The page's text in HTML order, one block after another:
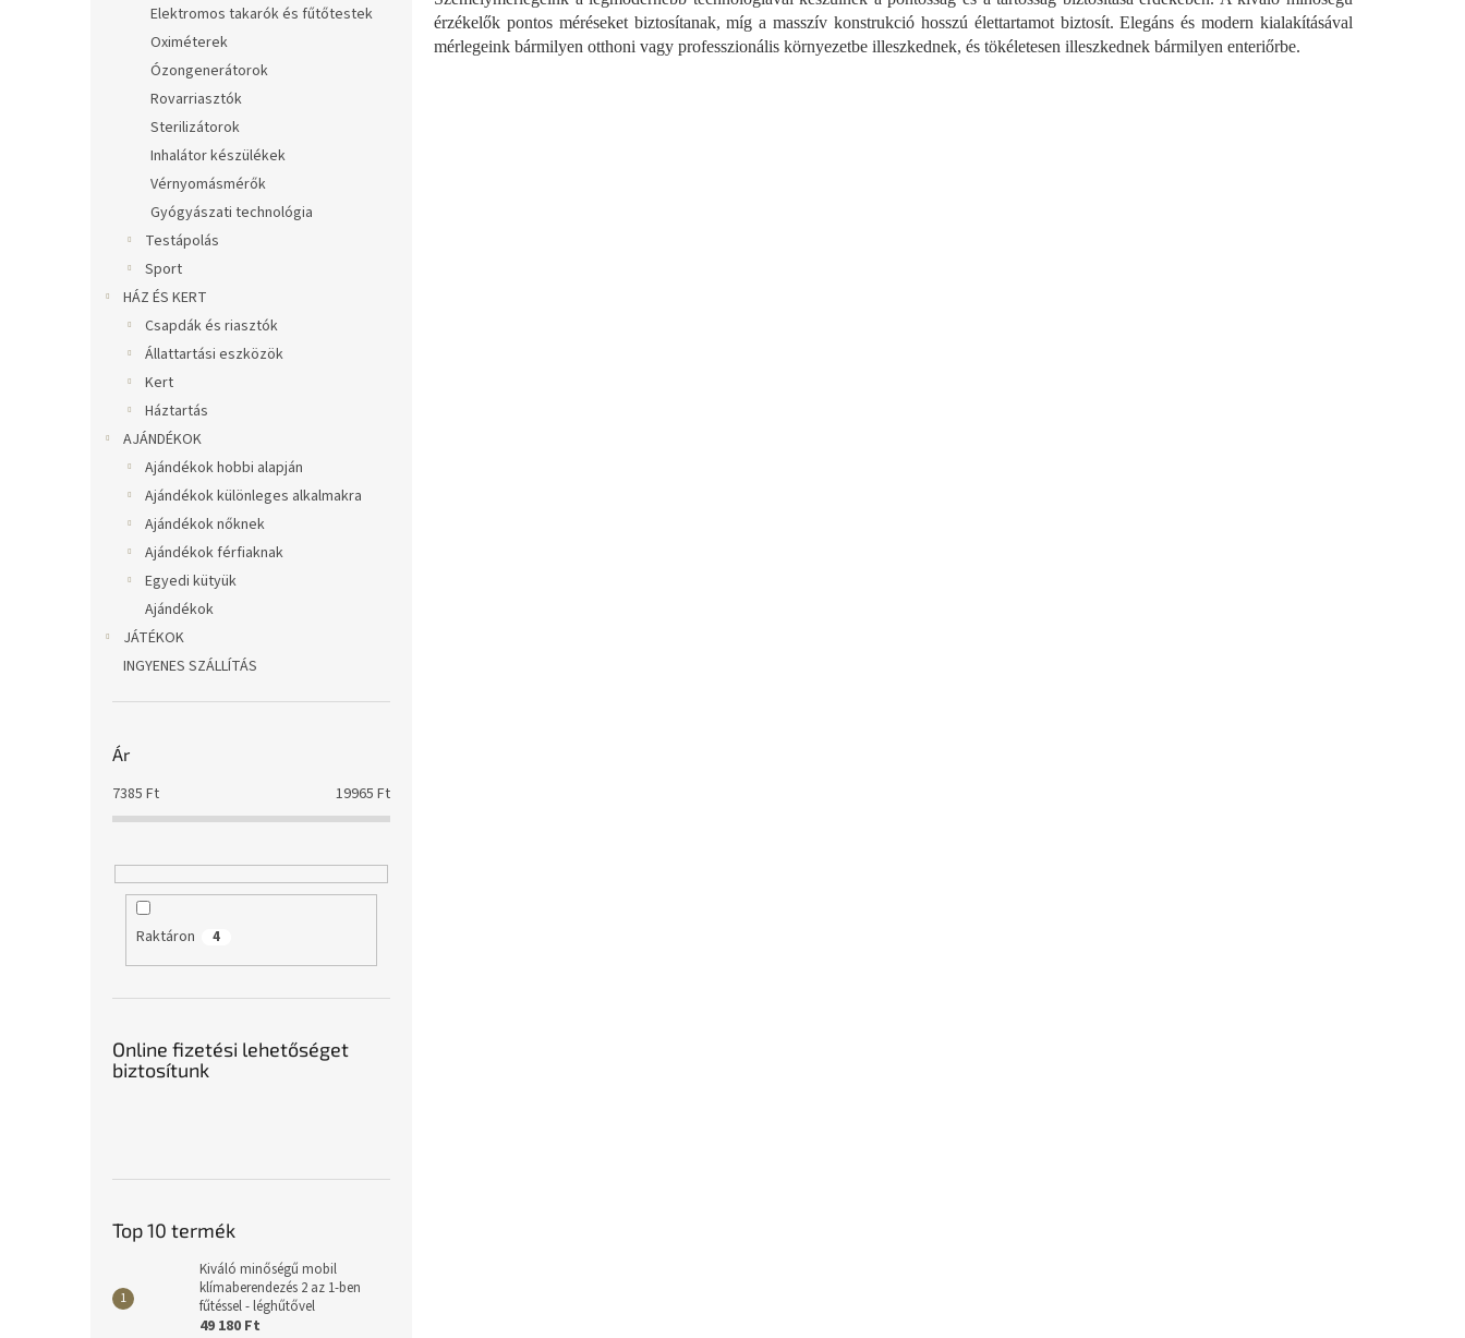
Elektromos takarók és fűtőtestek
Oximéterek
Ózongenerátorok
Rovarriasztók
Sterilizátorok
Inhalátor készülékek
Vérnyomásmérők
Gyógyászati technológia
Testápolás
Sport
HÁZ ÉS KERT
Csapdák és riasztók
Állattartási eszközök
Kert
Háztartás
AJÁNDÉKOK
Ajándékok hobbi alapján
Ajándékok különleges alkalmakra
Ajándékok nőknek
Ajándékok férfiaknak
Egyedi kütyük
Ajándékok
JÁTÉKOK
INGYENES SZÁLLÍTÁS
Ár
7385 Ft 19965 Ft
Raktáron 4
Online fizetési lehetőséget
biztosítunk
Top 10 termék
Kiváló minőségű mobil
klímaberendezés 2 az 1-ben
fűtéssel - léghűtővel
49 180 Ft
y
í
érzékelők pontos méréseket biztosítanak, míg a masszív konstrukció hosszú élettartamot biztosít. Elegáns és modern kialakításával
mérlegeink bármilyen otthoni vagy professzionális környezetbe illeszkednek, és tökéletesen illeszkednek bármilyen enteriőrbe.